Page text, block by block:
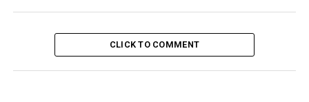
CLICK TO COMMENT